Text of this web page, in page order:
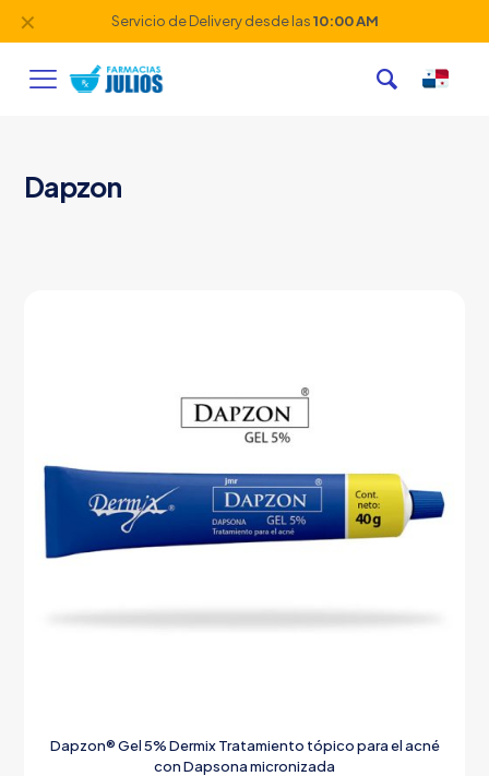
Servicio de Delivery desde las10:00 AM
✕
Dapzon
Dapzon® Gel 5% Dermix Tratamiento tópico para el acné
con Dapsona micronizada